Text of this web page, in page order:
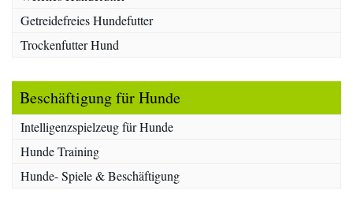
Getreidefreies Hundefutter
Trockenfutter Hund
Beschäftigung für Hunde
Intelligenzspielzeug für Hunde
Hunde Training
Hunde- Spiele & Beschäftigung